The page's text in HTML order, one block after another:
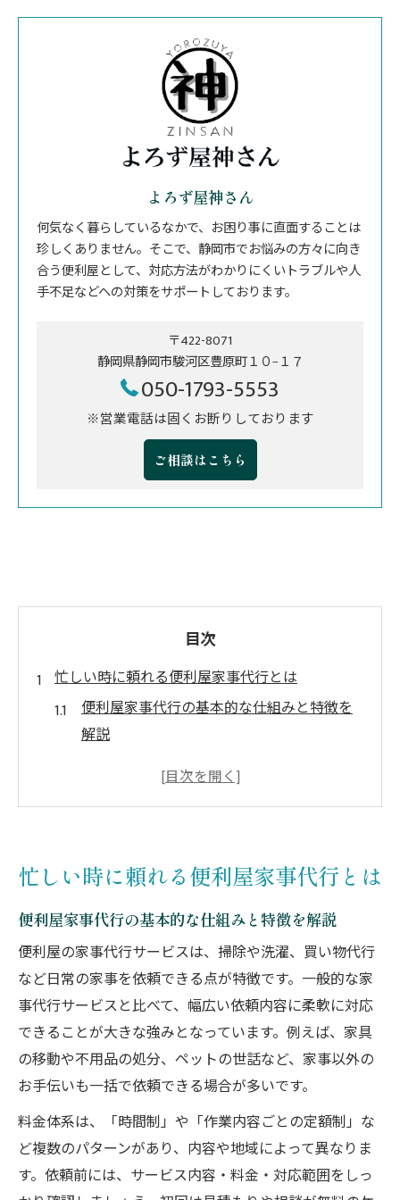
よろず屋神さん
何気なく暮らしているなかで、お困り事に直面することは
珍しくありません。そこで、静岡市でお悩みの方々に向き
合う便利屋として、対応方法がわかりにくいトラブルや人
手不足などへの対策をサポートしております。
〒422-8071
静岡県静岡市駿河区豊原町１０−１７
050-1793-5553
※営業電話は固くお断りしております
ご相談はこちら
目次
忙しい時に頼れる便利屋家事代行とは
便利屋家事代行の基本的な仕組みと特徴を
解説
便利屋と家事代行サービスの違いを知ろう
初めての便利屋家事代行利用のポイント紹
介
家事代行で便利屋に相談する利点を解説
便利屋家事代行だからこそ叶う柔軟な対応
力
相談ベースで依頼範囲が広がる便利屋の魅
力
家事代行を便利屋に依頼するメリットと実
感
便利屋家事代行ならではの個別対応の強み
気軽に相談しやすい便利屋家事代行サービ
忙しい時に頼れる便利屋家事代行とは
便利屋家事代行の基本的な仕組みと特徴を解説
便利屋の家事代行サービスは、掃除や洗濯、買い物代行
など日常の家事を依頼できる点が特徴です。一般的な家
事代行サービスと比べて、幅広い依頼内容に柔軟に対応
できることが大きな強みとなっています。例えば、家具
の移動や不用品の処分、ペットの世話など、家事以外の
お手伝いも一括で依頼できる場合が多いです。
料金体系は、「時間制」や「作業内容ごとの定額制」な
ど複数のパターンがあり、内容や地域によって異なりま
す。依頼前には、サービス内容・料金・対応範囲をしっ